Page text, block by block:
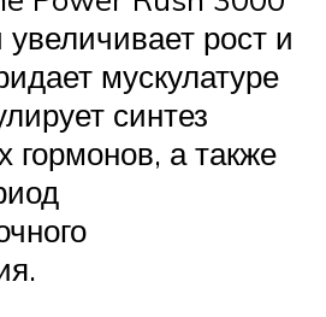
рост и
мускулатуре
синтез
гормонов, а также